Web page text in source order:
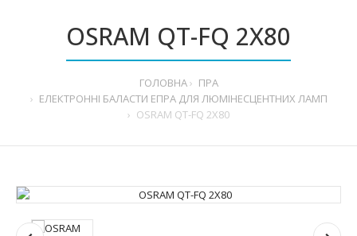
OSRAM QT-FQ 2X80
ГОЛОВНА
ПРА
ЕЛЕКТРОННІ БАЛАСТИ ЕПРА ДЛЯ ЛЮМІНЕСЦЕНТНИХ ЛАМП
OSRAM QT-FQ 2X80